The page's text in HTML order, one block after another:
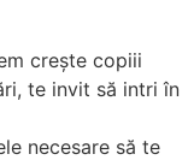
crește copiii
te invit să intri în
necesare să te